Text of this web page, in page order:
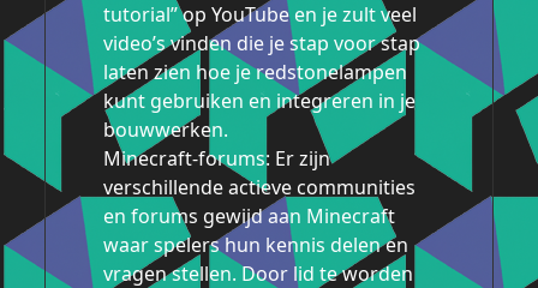
tutorial” op YouTube en je zult veel
video’s vinden die je stap voor stap
laten zien hoe je redstonelampen
kunt gebruiken en integreren in je
bouwwerken.
Minecraft-forums: Er zijn
verschillende actieve communities
en forums gewijd aan Minecraft
waar spelers hun kennis delen en
vragen stellen. Door lid te worden